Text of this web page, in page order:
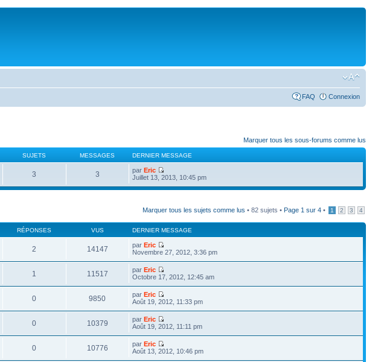
FAQ Connexion
Marquer tous les sous-forums comme lus
SUJETS MESSAGES DERNIER MESSAGE
3 3 parEric
Juillet 13, 2013, 10:45 pm
Marquer tous les sujets comme lus • 82 sujets • Page 1 sur 4 • 1 2 3 4
RÉPONSES VUS DERNIER MESSAGE
2 14147 parEric
Novembre 27, 2012, 3:36 pm
1 11517 parEric
Octobre 17, 2012, 12:45 am
0 9850 parEric
Août 19, 2012, 11:33 pm
0 10379 parEric
Août 19, 2012, 11:11 pm
0 10776 parEric
Août 13, 2012, 10:46 pm